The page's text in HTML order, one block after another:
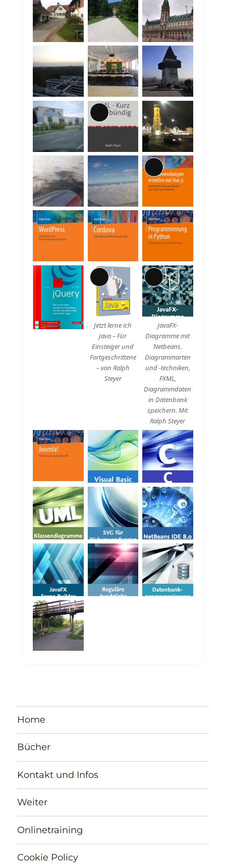
Lange
Beschreibung
Lange
Beschreibung
Lange
Beschreibung
Jetzt lerne ich
Java – Für
Einsteiger und
Fortgeschrittene
– von Ralph
Steyer
Lange
Beschreibung
JavaFX-
Diagramme mit
Netbeans.
Diagrammarten
und -techniken,
FXML,
Diagrammdaten
in Datenbank
speichern. Mit
Ralph Steyer
Home
Bücher
Kontakt und Infos
Weiter
Onlinetraining
Cookie Policy